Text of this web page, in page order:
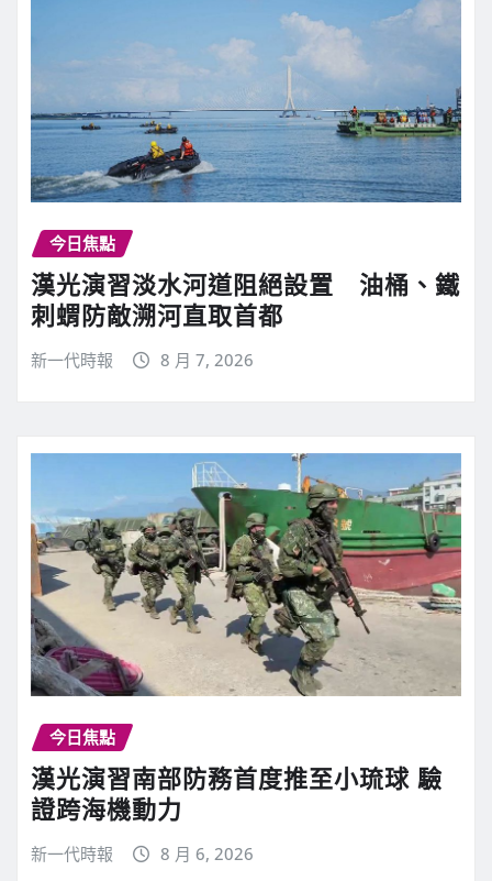
今日焦點
漢光演習淡水河道阻絕設置 油桶、鐵
刺蝟防敵溯河直取首都
新一代時報 8 月 7, 2026
今日焦點
漢光演習南部防務首度推至小琉球 驗
證跨海機動力
新一代時報 8 月 6, 2026